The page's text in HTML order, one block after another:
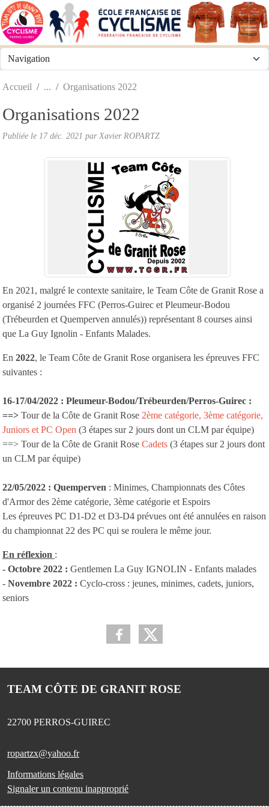
Accueil Organisations 2022
Organisations 2022
Publiée le 17 déc. 2021 par Xavier ROPARTZ
En 2021, malgré le contexte sanitaire, le Team Côte de Granit Rose a
organisé 2 journées FFC (Perros-Guirec et Pleumeur-Bodou
(Trébeurden et Quemperven annulés)) représentant 8 courses ainsi
que La Guy Ignolin - Enfants Malades.
En 2022, le Team Côte de Granit Rose organisera les épreuves FFC
suivantes :
16-17/04/2022 : Pleumeur-Bodou/Trébeurden/Perros-Guirec :
==> Tour de la Côte de Granit Rose 2ème catégorie, 3ème catégorie,
Juniors et PC Open (3 étapes sur 2 jours dont un CLM par équipe)
==> Tour de la Côte de Granit Rose Cadets (3 étapes sur 2 jours dont
un CLM par équipe)
22/05/2022 : Quemperven : Minimes, Championnats des Côtes
d'Armor des 2ème catégorie, 3ème catégorie et Espoirs
Les épreuves PC D1-D2 et D3-D4 prévues ont été annulées en raison
du championnat 22 des PC qui se roulera le même jour.
En réflexion :
- Octobre 2022 : Gentlemen La Guy IGNOLIN - Enfants malades
- Novembre 2022 : Cyclo-cross : jeunes, minimes, cadets, juniors,
seniors
TEAM CÔTE DE GRANIT ROSE
22700 PERROS-GUIREC
ropartzx@yahoo.fr
Informations légales
Signaler un contenu inapproprié
Panneau de gestion des cookies